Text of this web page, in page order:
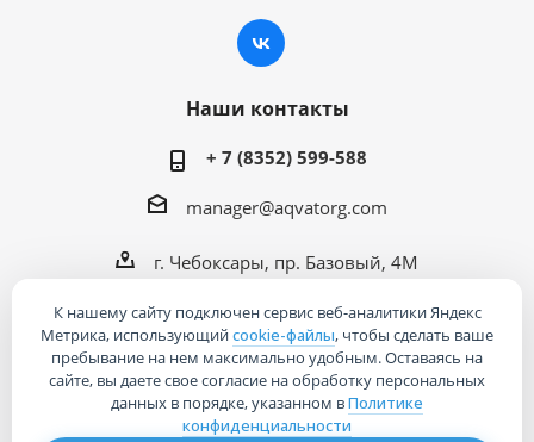
Наши контакты
+ 7 (8352) 599-588
manager@aqvatorg.com
г. Чебоксары, пр. Базовый, 4М
2026 © Интернет-магазин «Акваторг»
К нашему сайту подключен сервис веб-аналитики Яндекс
Метрика, использующийcookie-файлы, чтобы сделать ваше
пребывание на нем максимально удобным. Оставаясь на
сайте, вы даете свое согласие на обработку персональных
данных в порядке, указанном вПолитике
конфиденциальности